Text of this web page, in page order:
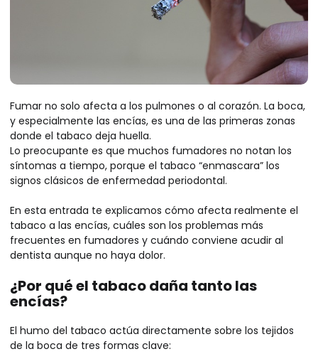
Fumar no solo afecta a los pulmones o al corazón. La boca,
y especialmente las encías, es una de las primeras zonas
donde el tabaco deja huella.
Lo preocupante es que muchos fumadores no notan los
síntomas a tiempo, porque el tabaco “enmascara” los
signos clásicos de enfermedad periodontal.
En esta entrada te explicamos cómo afecta realmente el
tabaco a las encías, cuáles son los problemas más
frecuentes en fumadores y cuándo conviene acudir al
dentista aunque no haya dolor.
¿Por qué el tabaco daña tanto las
encías?
El humo del tabaco actúa directamente sobre los tejidos
de la boca de tres formas clave: